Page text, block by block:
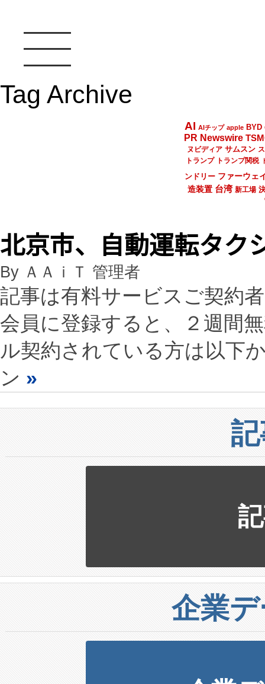
Tag Archive
AI AIチップ apple BYD
PR Newswire
ヌビディア サムスン
トランプ
トランプ関税
ンドリー ファーウェ
造装置 台湾 新工場
北京市、自動運転タク
By ＡＡｉＴ 管理者
記事は有料サービスご契約
会員に登録すると、２週間
ル契約されている方は以下
ン »
企業